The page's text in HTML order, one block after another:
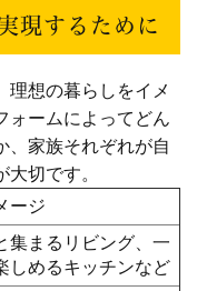
現するために
理想の暮らしをイメ
ォームによってどん
、家族それぞれが自
切です。
ージ
集まるリビング、一
しめるキッチンなど